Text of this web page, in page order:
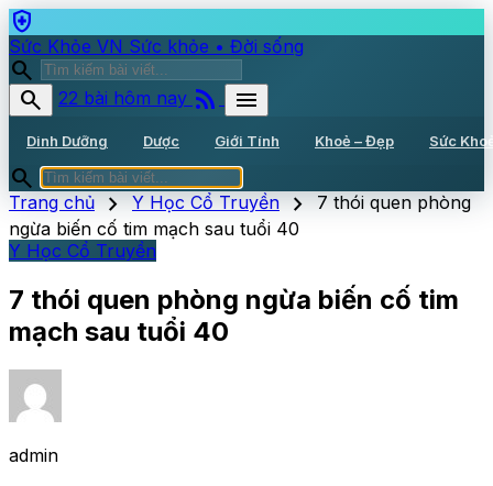
health_and_safety
Sức Khỏe VN Sức khỏe • Đời sống
search
search
22 bài hôm nay rss_feed menu
Dinh Dưỡng Dược Giới Tính Khoẻ – Đẹp Sức
search
Trang chủ chevron_right Y Học Cổ Truyền chevron_right 7 thói quen phòng
ngừa biến cố tim mạch sau tuổi 40
Y Học Cổ Truyền
7 thói quen phòng ngừa biến cố tim
mạch sau tuổi 40
admin